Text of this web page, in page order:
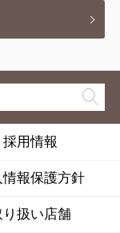
採用情報
情報保護方針
り扱い店舗